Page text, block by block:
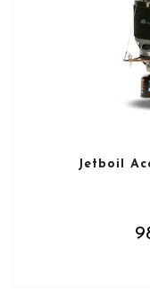
Jetboil